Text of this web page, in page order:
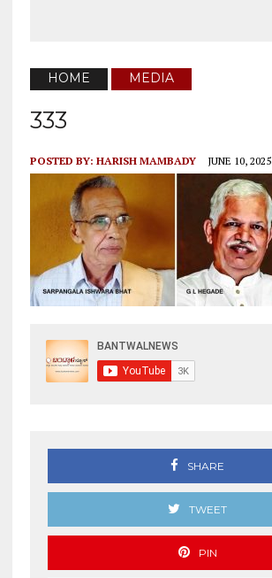
HOME MEDIA
333
POSTED BY: HARISH MAMBADY JUNE 10, 2025
SHARE
TWEET
PIN